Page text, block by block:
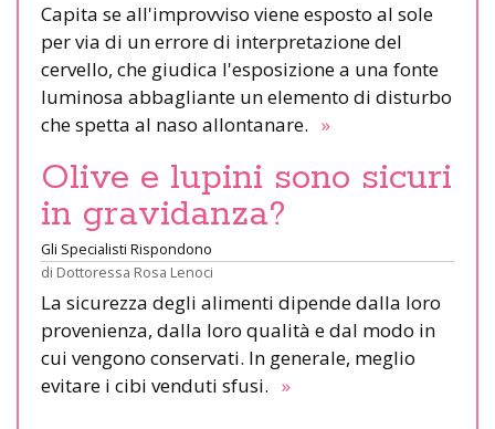
Capita se all'improvviso viene esposto al sole
per via di un errore di interpretazione del
cervello, che giudica l'esposizione a una fonte
luminosa abbagliante un elemento di disturbo
che spetta al naso allontanare. »
Olive e lupini sono sicuri
in gravidanza?
Gli Specialisti Rispondono
di Dottoressa Rosa Lenoci
La sicurezza degli alimenti dipende dalla loro
provenienza, dalla loro qualità e dal modo in
cui vengono conservati. In generale, meglio
evitare i cibi venduti sfusi. »